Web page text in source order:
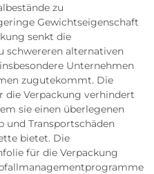
zu
Gewichtseigenschaft
senkt die
schwereren alternativen
Unternehmen
zugutekommt. Die
Verpackung verhindert
sie einen überlegenen
und Transportschäden
bietet. Die
für die Verpackung